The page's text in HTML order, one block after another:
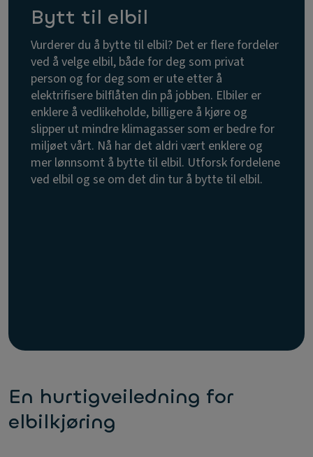
Bytt til elbil
Vurderer du å bytte til elbil? Det er flere fordeler
ved å velge elbil, både for deg som privat
person og for deg som er ute etter å
elektrifisere bilflåten din på jobben. Elbiler er
enklere å vedlikeholde, billigere å kjøre og
slipper ut mindre klimagasser som er bedre for
miljøet vårt. Nå har det aldri vært enklere og
mer lønnsomt å bytte til elbil. Utforsk fordelene
ved elbil og se om det din tur å bytte til elbil.
En hurtigveiledning for
elbilkjøring